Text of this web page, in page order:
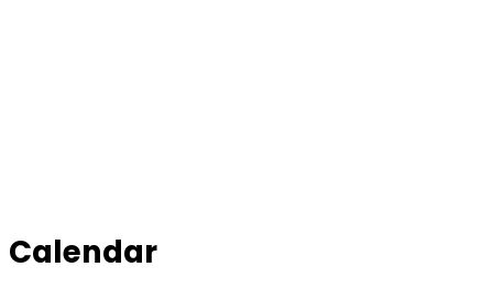
Calendar